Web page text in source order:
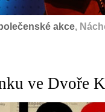
akce,
ve Dvoře